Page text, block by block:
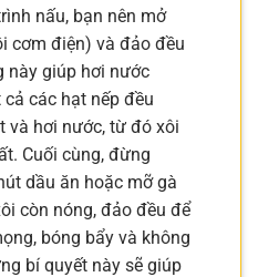
nấu, bạn nên mở
cơm điện) và đảo đều
này giúp hơi nước
các hạt nếp đều
và hơi nước, từ đó xôi
Cuối cùng, đừng
dầu ăn hoặc mỡ gà
còn nóng, đảo đều để
bóng bẩy và không
bí quyết này sẽ giúp